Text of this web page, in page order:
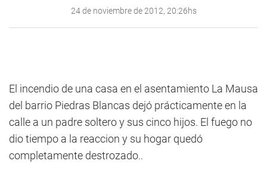
24 de noviembre de 2012, 20:26hs
El incendio de una casa en el asentamiento La Mausa
del barrio Piedras Blancas dejó prácticamente en la
calle a un padre soltero y sus cinco hijos. El fuego no
dio tiempo a la reaccion y su hogar quedó
completamente destrozado..